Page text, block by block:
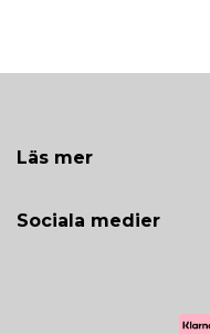
Läs mer
Sociala medier